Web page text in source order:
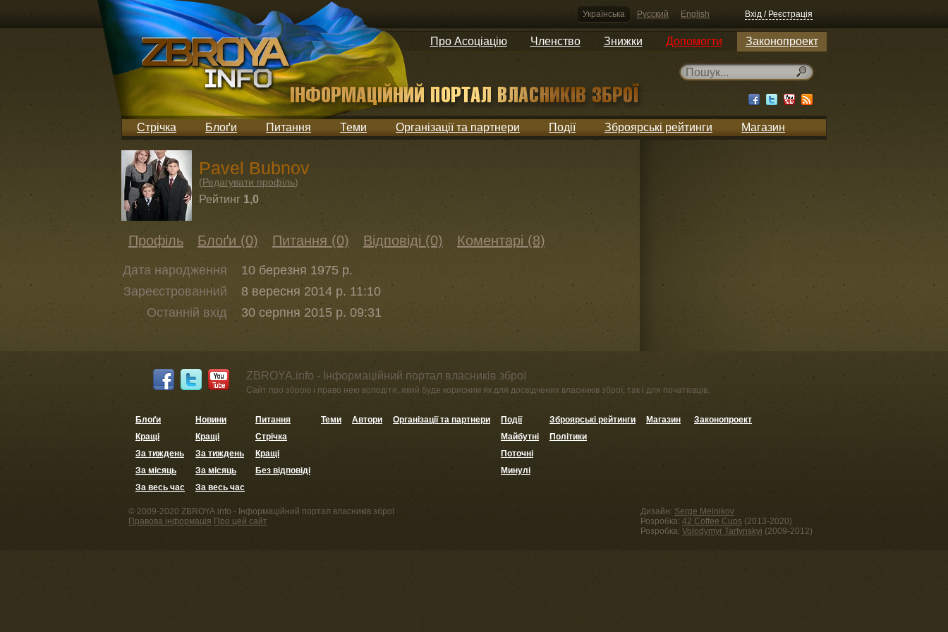
Українська Русский English Вхід / Реєстрація
Про Асоціацію Членство Знижки Допомогти Законопроект
Стрічка Блоґи Питання Теми Організації та партнери Події Зброярські рейтинги Магазин
Pavel Bubnov
(Редагувати профіль)
Рейтинг 1,0
Профіль Блоґи (0) Питання (0) Відповіді (0) Коментарі (8)
Дата народження
10 березня 1975 р.
Зареєстрованний
8 вересня 2014 р. 11:10
Останній вхід
30 серпня 2015 р. 09:31
ZBROYA.info - Інформаційний портал власників зброї
Сайт про зброю і право нею володіти, який буде корисним як для досвідчених власників зброї, так і для початківців.
Блоґи
Кращі
За тиждень
За місяць
За весь час
Новини
Кращі
За тиждень
За місяць
За весь час
Питання
Стрічка
Кращі
Без відповіді
Теми Автори Організації та партнери
Події
Майбутні
Поточні
Минулі
Зброярські рейтинги
Політики
Магазин Законопроект
© 2009-2020 ZBROYA.info - Інформаційний портал власників зброї
Правова інформація Про цей сайт
Дизайн: Serge Melnikov
Розробка: 42 Coffee Cups (2013-2020)
Розробка: Volodymyr Tartynskyi (2009-2012)